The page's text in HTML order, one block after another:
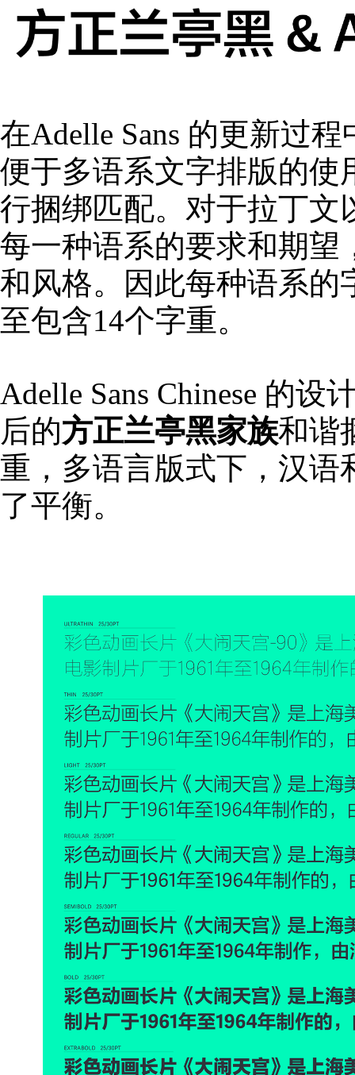
在Adelle Sans 的更新过
便于多语系文字排版的使
行捆绑匹配。对于拉丁文
每一种语系的要求和期望
和风格。因此每种语系的
至包含14个字重。
Adelle Sans Chinese 的
后的方正兰亭黑家族和谐
重，多语言版式下，汉语
了平衡。